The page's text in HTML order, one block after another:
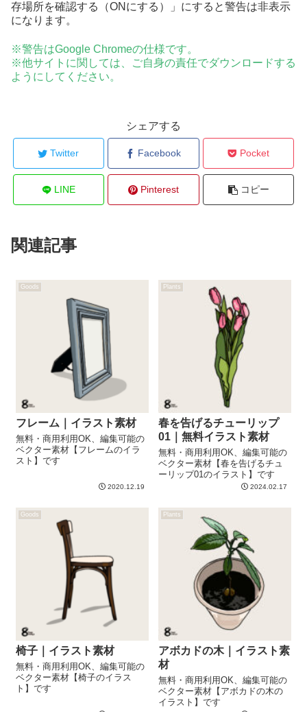
存場所を確認する（ONにする）」にすると警告は非表示
になります。
※警告はGoogle Chromeの仕様です。
※他サイトに関しては、ご自身の責任でダウンロードする
ようにしてください。
シェアする
Twitter Facebook Pocket
LINE Pinterest コピー
関連記事
Goods
フレーム｜イラスト素材
無料・商用利用OK、編集可能の
ベクター素材【フレームのイラ
スト】です
2020.12.19
Plants
春を告げるチューリップ
01｜無料イラスト素材
無料・商用利用OK、編集可能の
ベクター素材【春を告げるチュ
ーリップ01のイラスト】です
2024.02.17
Goods
椅子｜イラスト素材
無料・商用利用OK、編集可能の
ベクター素材【椅子のイラス
ト】です
Plants
アボカドの木｜イラスト素
材
無料・商用利用OK、編集可能の
ベクター素材【アボカドの木の
イラスト】です